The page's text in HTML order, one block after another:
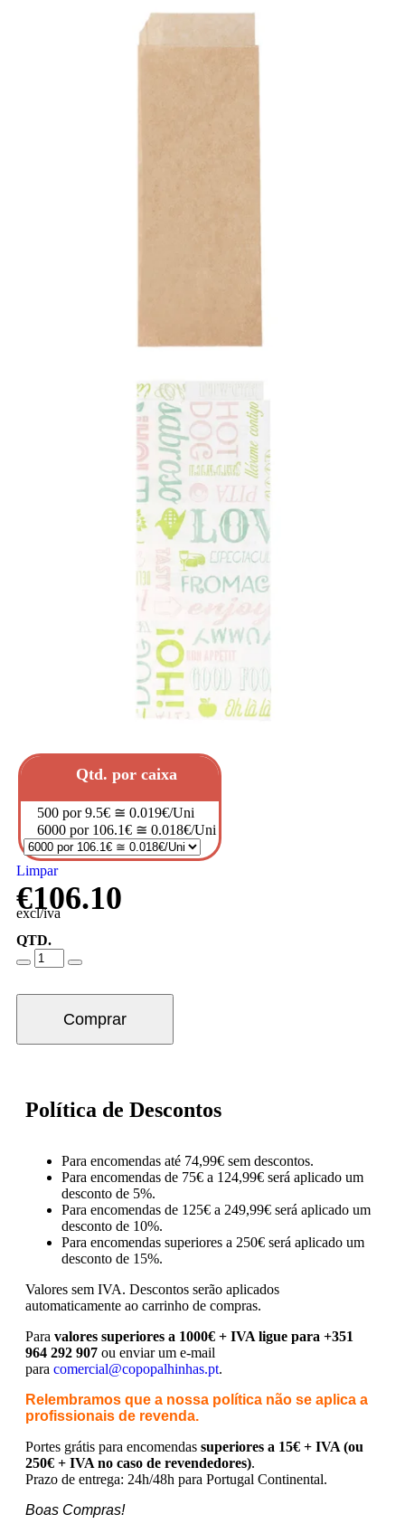
Qtd. por caixa
500 por 9.5€ ≅ 0.019€/Uni
6000 por 106.1€ ≅ 0.018€/Uni
Limpar
€106.10
excl/iva
QTD.
Comprar
Política de Descontos
Para encomendas até 74,99€ sem descontos.
Para encomendas de 75€ a 124,99€ será aplicado um
desconto de 5%.
Para encomendas de 125€ a 249,99€ será aplicado um
desconto de 10%.
Para encomendas superiores a 250€ será aplicado um
desconto de 15%.
Valores sem IVA. Descontos serão aplicados
automaticamente ao carrinho de compras.
Para valores superiores a 1000€ + IVA ligue para +351
964 292 907 ou enviar um e-mail
para comercial@copopalhinhas.pt.
Relembramos que a nossa política não se aplica a
profissionais de revenda.
Portes grátis para encomendas superiores a 15€ + IVA (ou
250€ + IVA no caso de revendedores).
Prazo de entrega: 24h/48h para Portugal Continental.
Boas Compras!